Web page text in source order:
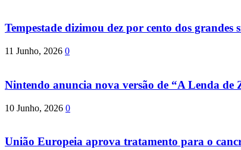
Tempestade dizimou dez por cento dos
11 Junho, 2026 0
Nintendo anuncia nova versão de “A Lenda de
10 Junho, 2026 0
União Europeia aprova tratamento para o